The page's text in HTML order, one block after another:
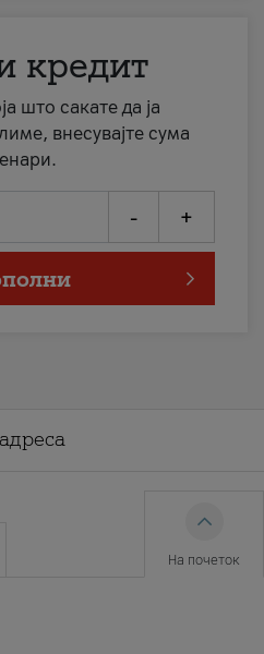
кредит
што сакате да ја
внесувајте сума
- +
На почеток